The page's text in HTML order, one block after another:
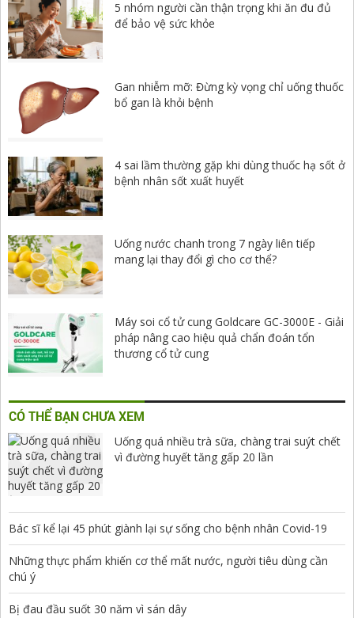
5 nhóm người cần thận trọng khi ăn đu đủ
để bảo vệ sức khỏe
Gan nhiễm mỡ: Đừng kỳ vọng chỉ uống thuốc
bổ gan là khỏi bệnh
4 sai lầm thường gặp khi dùng thuốc hạ sốt ở
bệnh nhân sốt xuất huyết
Uống nước chanh trong 7 ngày liên tiếp
mang lại thay đổi gì cho cơ thể?
Máy soi cổ tử cung Goldcare GC-3000E - Giải
pháp nâng cao hiệu quả chẩn đoán tổn
thương cổ tử cung
CÓ THỂ BẠN CHƯA XEM
Uống quá nhiều trà sữa, chàng trai suýt chết
vì đường huyết tăng gấp 20 lần
Bác sĩ kể lại 45 phút giành lại sự sống cho bệnh nhân Covid-19
Những thực phẩm khiến cơ thể mất nước, người tiêu dùng cần
chú ý
Bị đau đầu suốt 30 năm vì sán dây